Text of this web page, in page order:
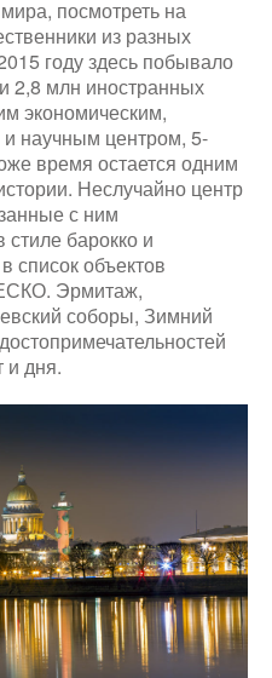
посмотреть на
из разных
году здесь побывало
2,8 млн иностранных
экономическим,
научным центром, 5-
время остается одним
Неслучайно центр
с ним
барокко и
список объектов
Эрмитаж,
соборы, Зимний
и дня.